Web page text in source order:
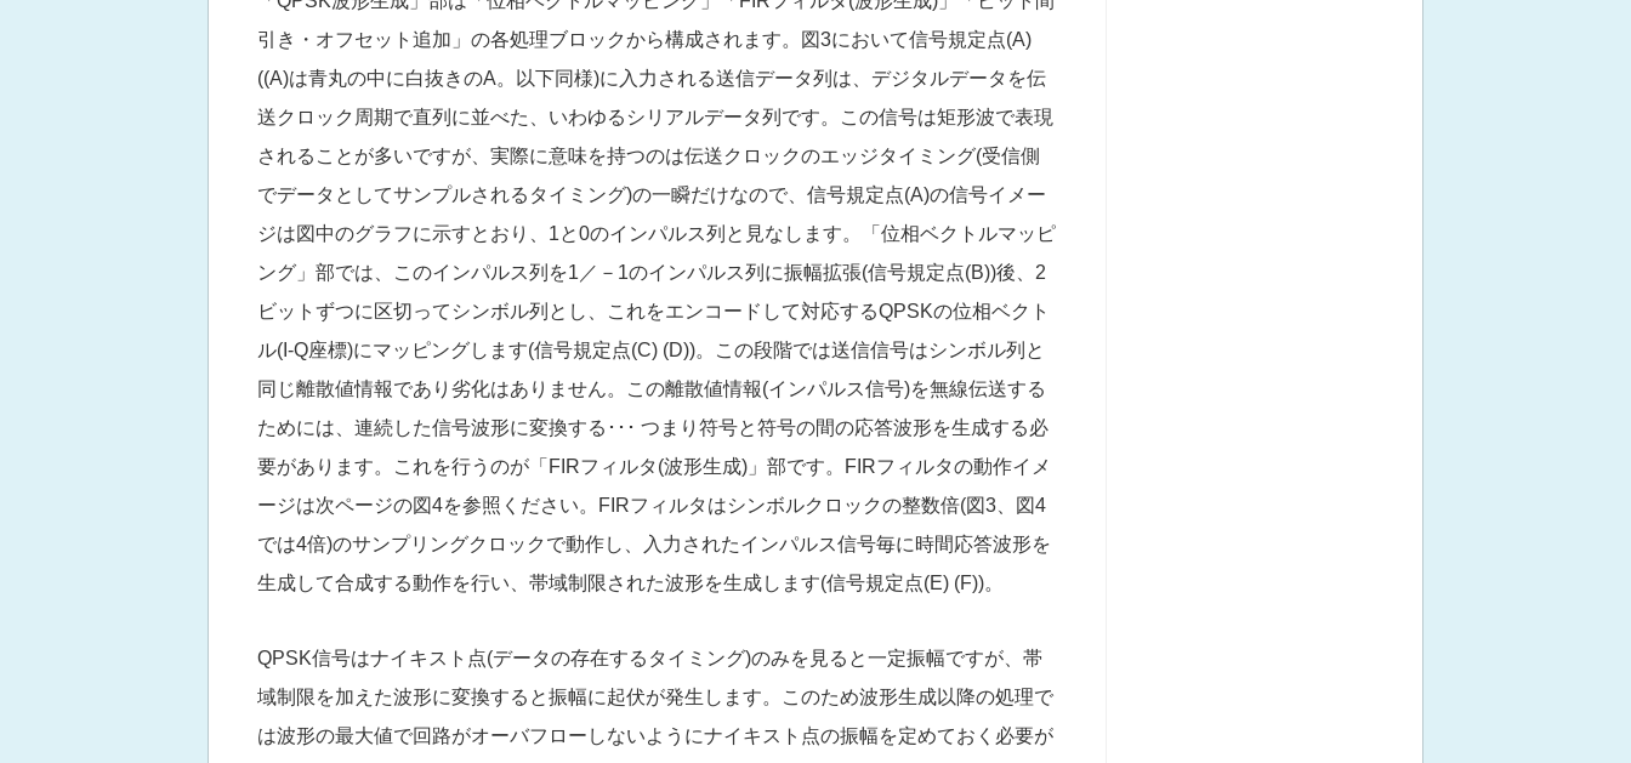
引き・オフセット追加」の各処理ブロックから構成されます。図3において信号規定点(A)
((A)は青丸の中に白抜きのA。以下同様)に入力される送信データ列は、デジタルデータを伝
送クロック周期で直列に並べた、いわゆるシリアルデータ列です。この信号は矩形波で表現
されることが多いですが、実際に意味を持つのは伝送クロックのエッジタイミング(受信側
でデータとしてサンプルされるタイミング)の一瞬だけなので、信号規定点(A)の信号イメー
ジは図中のグラフに示すとおり、1と0のインパルス列と見なします。「位相ベクトルマッピ
ング」部では、このインパルス列を1／－1のインパルス列に振幅拡張(信号規定点(B))後、2
ビットずつに区切ってシンボル列とし、これをエンコードして対応するQPSKの位相ベクト
ル(I-Q座標)にマッピングします(信号規定点(C) (D))。この段階では送信信号はシンボル列と
同じ離散値情報であり劣化はありません。この離散値情報(インパルス信号)を無線伝送する
ためには、連続した信号波形に変換する･･･ つまり符号と符号の間の応答波形を生成する必
要があります。これを行うのが「FIRフィルタ(波形生成)」部です。FIRフィルタの動作イメ
ージは次ページの図4を参照ください。FIRフィルタはシンボルクロックの整数倍(図3、図4
では4倍)のサンプリングクロックで動作し、入力されたインパルス信号毎に時間応答波形を
生成して合成する動作を行い、帯域制限された波形を生成します(信号規定点(E) (F))。
QPSK信号はナイキスト点(データの存在するタイミング)のみを見ると一定振幅ですが、帯
域制限を加えた波形に変換すると振幅に起伏が発生します。このため波形生成以降の処理で
は波形の最大値で回路がオーバフローしないようにナイキスト点の振幅を定めておく必要が